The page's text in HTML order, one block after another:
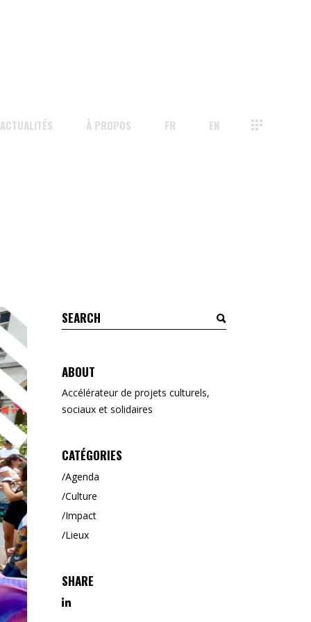
ACTUALITÉS À PROPOS FR EN
Search
for:
ABOUT
Accélérateur de projets culturels,
sociaux et solidaires
CATÉGORIES
Agenda
Culture
Impact
Lieux
SHARE